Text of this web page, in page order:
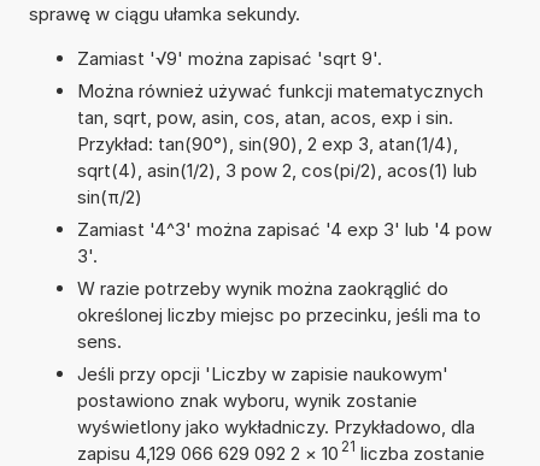
sprawę w ciągu ułamka sekundy.
Zamiast '√9' można zapisać 'sqrt 9'.
Można również używać funkcji matematycznych
tan, sqrt, pow, asin, cos, atan, acos, exp i sin.
Przykład: tan(90°), sin(90), 2 exp 3, atan(1/4),
sqrt(4), asin(1/2), 3 pow 2, cos(pi/2), acos(1) lub
sin(π/2)
Zamiast '4^3' można zapisać '4 exp 3' lub '4 pow
3'.
W razie potrzeby wynik można zaokrąglić do
określonej liczby miejsc po przecinku, jeśli ma to
sens.
Jeśli przy opcji 'Liczby w zapisie naukowym'
postawiono znak wyboru, wynik zostanie
wyświetlony jako wykładniczy. Przykładowo, dla
zapisu 4,129 066 629 092 2 × 10 21 liczba zostanie